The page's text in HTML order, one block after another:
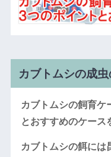
カブトムシの成
カブトムシの飼育ケ
とおすすめのケース
カブトムシの餌には